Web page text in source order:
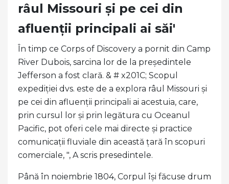
râul Missouri și pe cei din
afluenții principali ai săi'
În timp ce Corps of Discovery a pornit din Camp
River Dubois, sarcina lor de la președintele
Jefferson a fost clară. & # x201C; Scopul
expediției dvs. este de a explora râul Missouri și
pe cei din afluenții principali ai acestuia, care,
prin cursul lor și prin legătura cu Oceanul
Pacific, pot oferi cele mai directe și practice
comunicații fluviale din această țară în scopuri
comerciale, ", A scris presedintele.
Până în noiembrie 1804, Corpul își făcuse drum